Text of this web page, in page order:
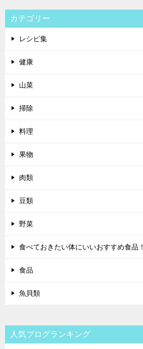
カテゴリー
レシピ集
健康
山菜
掃除
料理
果物
肉類
豆類
野菜
食べておきたい体にいいおすすめ食品！
食品
魚貝類
人気ブログランキング